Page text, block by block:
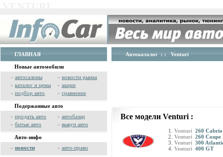
ГЛАВНАЯ
Новые автомобили
» автосалоны » новости рынка
» каталог и цены » акции
» подбор авто » сравнение
Подержанные авто
» продать авто » автобазар
» битые авто » выкуп авто
Авто-инфо
» новости » авто-право
Автокаталог : : Venturi
Все модели Venturi :
Venturi 260 Cabrio
Venturi 260 Coupe
Venturi 300
Venturi 400 GT